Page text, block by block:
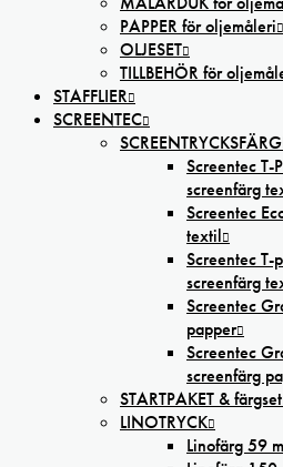
PAPPER för oljemåleri
OLJESET
TILLBEHÖR för
STAFFLIER
SCREENTEC
Screentec T-
screenfärg
Screentec
textil
Screentec
screenfärg
Screentec
papper
Screentec
screenfärg
STARTPAKET & färgset
LINOTRYCK
Linofärg 59